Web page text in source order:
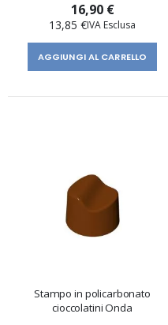
16,90 €
13,85 €
AGGIUNGI AL CARRELLO
Stampo in policarbonato
cioccolatini Onda